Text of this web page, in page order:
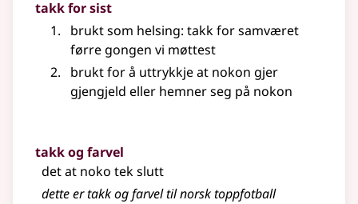
takk for sist
brukt som helsing: takk for samværet
førre gongen vi møttest
brukt for å uttrykkje at nokon gjer
gjengjeld eller hemner seg på nokon
takk og farvel
det at noko tek slutt
dette er takk og farvel til norsk toppfotball